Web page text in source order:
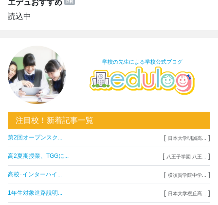
エデュおすすめ
読込中
学校の先生による学校公式ブログ
注目校！新着記事一覧
第2回オープンスク... [ 日本大学明誠高... ]
高2夏期授業、TGGに... [ 八王子学園 八王... ]
高校･インターハイ... [ 横須賀学院中学... ]
1年生対象進路説明... [ 日本大学櫻丘高... ]